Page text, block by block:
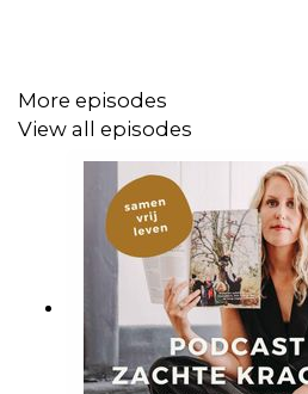
More episodes
View all episodes